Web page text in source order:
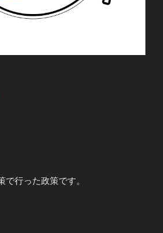
で行った政策です。